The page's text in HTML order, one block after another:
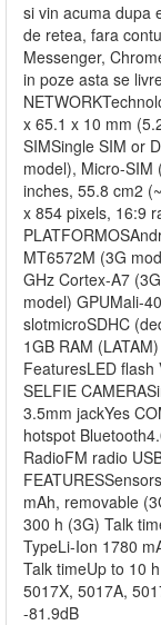
si vin acuma dupa
de retea, fara
Messenger,
in poze asta se
x 65.1 x 10 mm
SIMSingle SIM or
model), Micro-SIM
inches, 55.8 cm2
x 854 pixels, 16:9
MT6572M (3G
GHz Cortex-A7
model) GPUMali-
slotmicroSDHC
1GB RAM
FeaturesLED
SELFIE
3.5mm jackYes
hotspot
RadioFM radio
mAh, removable
300 h (3G) Talk
TypeLi-Ion 1780
Talk timeUp to 10
5017X, 5017A,
-81.9dB